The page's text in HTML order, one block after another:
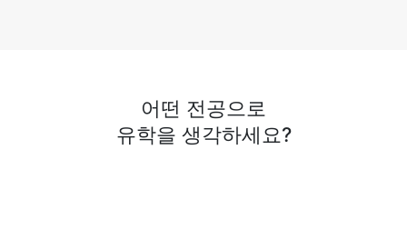
장학금 수여 학생의 Food and Development 석사
어떤 전공으로
유학을 생각하세요?